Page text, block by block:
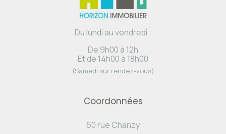
Du lundi au vendredi :
De 9h00 à 12h
Et de 14h00 à 18h00
(Samedi sur rendez-vous)
Coordonnées
60 rue Chanzy